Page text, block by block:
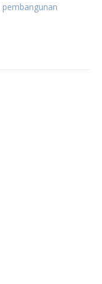
pembangunan